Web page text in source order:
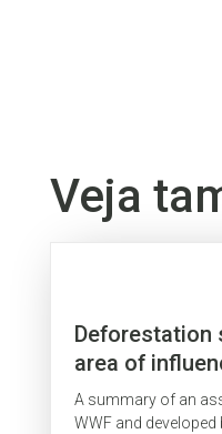
Veja
Deforestation
area of
Hydropower
A summary of an
WWF and developed